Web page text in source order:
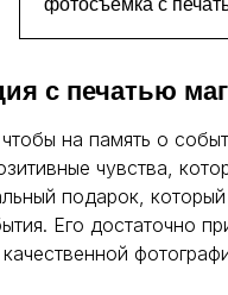
с печатью
на память о
чувства,
подарок,
Его достаточно